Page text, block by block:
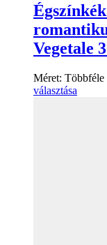
Vegetale
Méret: Többféle
választása